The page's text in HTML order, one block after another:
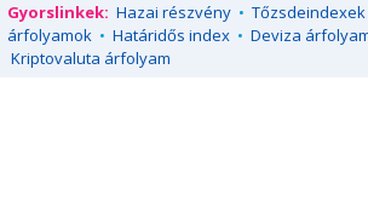
Gyorslinkek: Hazai részvény • Tőzsdeindexek
árfolyamok • Határidős index • Deviza
Kriptovaluta árfolyam